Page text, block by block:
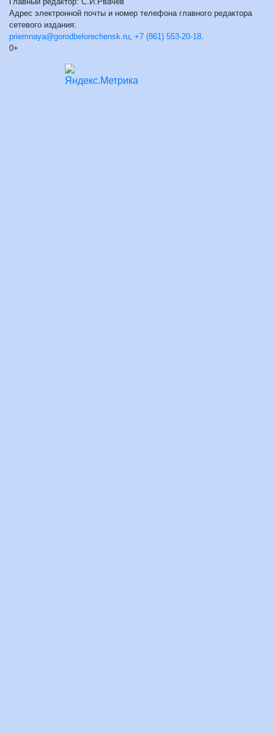
Адрес электронной почты и номер телефона главного редактора
сетевого издания:
priemnaya@gorodbelorechensk.ru +7 (861) 553-20-18
0+